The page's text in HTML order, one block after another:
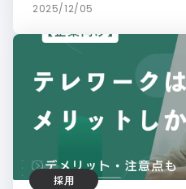
2025/12/05
採用